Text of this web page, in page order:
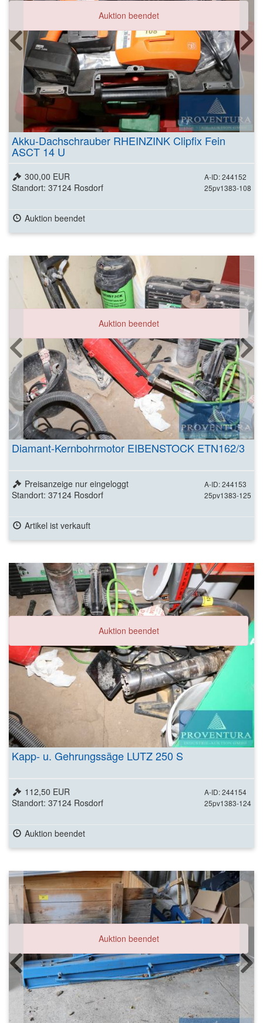
Auktion beendet
Akku-Dachschrauber RHEINZINK Clipfix Fein
ASCT 14 U
A-ID: 244152
25pv1383-108
300,00 EUR
Standort: 37124 Rosdorf
Auktion beendet
Auktion beendet
Diamant-Kernbohrmotor EIBENSTOCK ETN162/3
A-ID: 244153
25pv1383-125
Preisanzeige nur eingeloggt
Standort: 37124 Rosdorf
Artikel ist verkauft
Auktion beendet
Kapp- u. Gehrungssäge LUTZ 250 S
A-ID: 244154
25pv1383-124
112,50 EUR
Standort: 37124 Rosdorf
Auktion beendet
Auktion beendet